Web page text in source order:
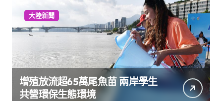
大陸新聞
增殖放流超65萬尾魚苗 兩岸學生
共營環保生態環境